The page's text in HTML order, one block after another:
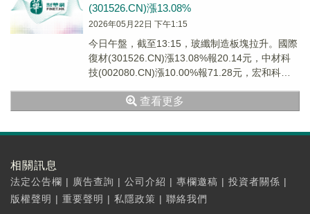
(301526.CN)漲13.08%
2026年05月22日 下午1:15
今日午盤，截至13:15，玻纖制造板塊拉升。國際
復材(301526.CN)漲13.08%報20.14元，中材科
技(002080.CN)漲10.00%報71.28元，宏和科技
查看更多
相關訊息
法定公告欄 | 廣告查詢 | 公司介紹 | 專欄邀稿 | 投資者關係 |
版權聲明 | 重要聲明 | 私隱政策 | 聯絡我們